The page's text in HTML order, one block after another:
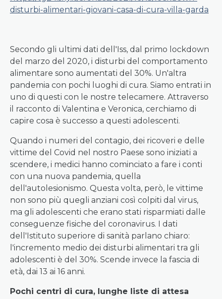
disturbi-alimentari-giovani-casa-di-cura-villa-garda
Secondo gli ultimi dati dell'Iss, dal primo lockdown
del marzo del 2020, i disturbi del comportamento
alimentare sono aumentati del 30%. Un'altra
pandemia con pochi luoghi di cura. Siamo entrati in
uno di questi con le nostre telecamere. Attraverso
il racconto di Valentina e Veronica, cerchiamo di
capire cosa è successo a questi adolescenti.
Quando i numeri del contagio, dei ricoveri e delle
vittime del Covid nel nostro Paese sono iniziati a
scendere, i medici hanno cominciato a fare i conti
con una nuova pandemia, quella
dell'autolesionismo. Questa volta, però, le vittime
non sono più quegli anziani così colpiti dal virus,
ma gli adolescenti che erano stati risparmiati dalle
conseguenze fisiche del coronavirus. I dati
dell'Istituto superiore di sanità parlano chiaro:
l'incremento medio dei disturbi alimentari tra gli
adolescenti è del 30%. Scende invece la fascia di
età, dai 13 ai 16 anni.
Pochi centri di cura, lunghe liste di attesa